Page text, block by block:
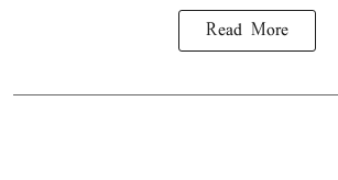
Read More